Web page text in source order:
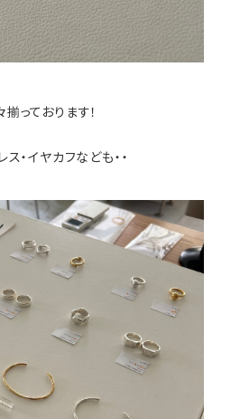
っております！
・イヤカフなども・・